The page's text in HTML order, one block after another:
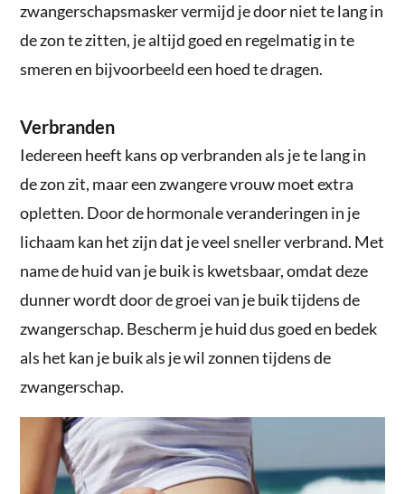
zwangerschapsmasker vermijd je door niet te lang in
de zon te zitten, je altijd goed en regelmatig in te
smeren en bijvoorbeeld een hoed te dragen.
Verbranden
Iedereen heeft kans op verbranden als je te lang in
de zon zit, maar een zwangere vrouw moet extra
opletten. Door de hormonale veranderingen in je
lichaam kan het zijn dat je veel sneller verbrand. Met
name de huid van je buik is kwetsbaar, omdat deze
dunner wordt door de groei van je buik tijdens de
zwangerschap. Bescherm je huid dus goed en bedek
als het kan je buik als je wil zonnen tijdens de
zwangerschap.